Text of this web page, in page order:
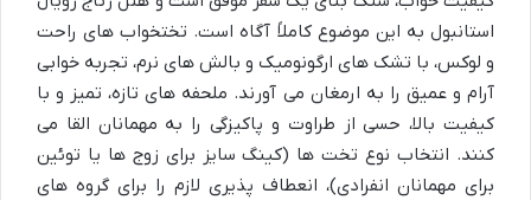
استانبول به این موضوع کاملاً آگاه است. تختخواب های راحت
و لوکس، با تشک های ارگونومیک و بالش های نرم، تجربه خوابی
آرام و عمیق را به ارمغان می آورند. ملحفه های تازه، تمیز و با
کیفیت بالا، حسی از طراوت و پاکیزگی را به مهمانان القا می
کنند. انتخاب نوع تخت ها (کینگ سایز برای زوج ها یا توئین
برای مهمانان انفرادی)، انعطاف پذیری لازم را برای گروه های